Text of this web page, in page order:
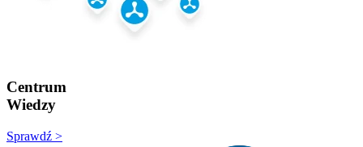
Centrum
Wiedzy
Sprawdź >